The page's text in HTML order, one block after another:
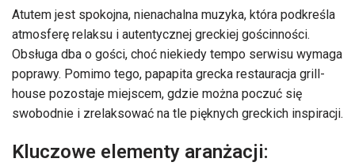
Atutem jest spokojna, nienachalna muzyka, która podkreśla
atmosferę relaksu i autentycznej greckiej gościnności.
Obsługa dba o gości, choć niekiedy tempo serwisu wymaga
poprawy. Pomimo tego, papapita grecka restauracja grill-
house pozostaje miejscem, gdzie można poczuć się
swobodnie i zrelaksować na tle pięknych greckich inspiracji.
Kluczowe elementy aranżacji: